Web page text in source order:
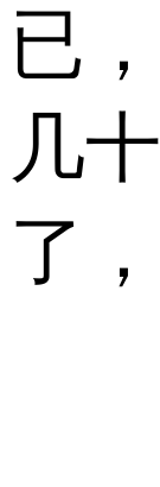
已
几
了
3